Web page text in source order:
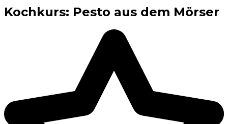
Kochkurs: Pesto aus dem Mörser